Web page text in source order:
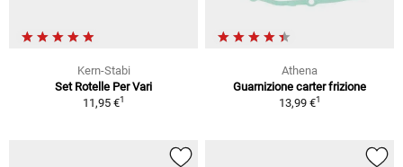
Kern-Stabi
Set Rotelle Per Vari
11,95 €1
Athena
Guarnizione carter frizione
13,99 €1